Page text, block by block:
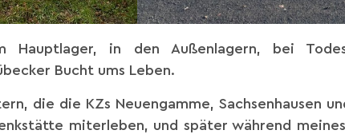
Hauptlager, in den Außenlagern, bei
Bucht ums Leben.
die die KZs Neuengamme, Sachsenhausen
miterleben, und später während